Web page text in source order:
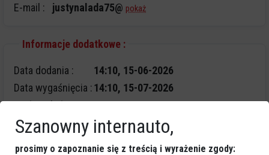
E-mail : justynalada75@ pokaż
Informacje dodatkowe :
Data dodania :
14:10, 15-06-2026
Data wygaśnięcia :14:10, 15-07-2026
Wyświetleń :
2293
Edytuj ogłoszenie
Usuń ogłoszenie
Szanowny internauto,
prosimy o zapoznanie się z treścią i wyrażenie zgody: